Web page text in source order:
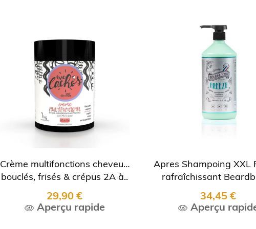
Crème multifonctions cheveux
bouclés, frisés & crépus 2A à..
29,90 €
Aperçu rapide
Apres Shampoing XXL
rafraîchissant
34,45 €
Aperçu